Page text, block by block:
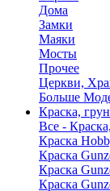
Дома
Замки
Маяки
Мосты
Прочее
Церкви,
Больше
Краска,
Все -
Краска
Краска
Краска
Краска